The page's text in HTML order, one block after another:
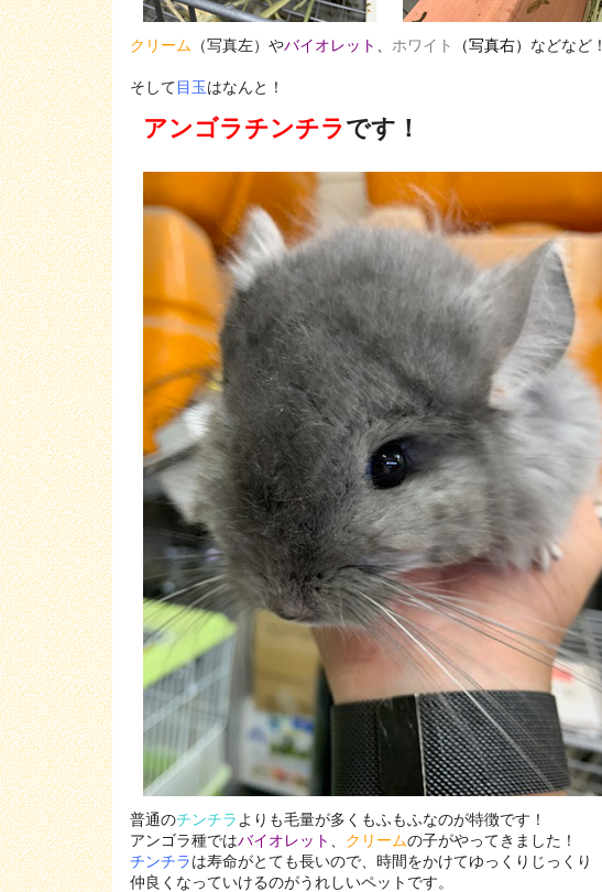
クリーム （写真左）やバイオレット ホワイト （写真右） などなど！
そして目玉はなんと！
アンゴラチンチラです！
普通のチンチラ よりも毛量が多くもふもふなのが特徴です！
アンゴラ種ではバイオレット クリームの子がやってきました！
チンチラは寿命がとても長いので、時間をかけてゆっくりじっくり
仲良くなっていけるのがうれしいペットです。